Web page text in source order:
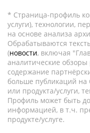
* Страница-профиль
услуги), технологии,
на основе анализа
Обрабатываются
(новости, включая
аналитические
содержание
больше публикаций
или продукта/услуги,
Профиль может быть
информацией, в т.ч.
продукте/услуге.